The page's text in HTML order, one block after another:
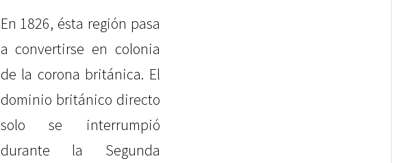
En 1826, ésta región pasa
a convertirse en colonia
de la corona británica. El
dominio británico directo
solo se interrumpió
durante la Segunda